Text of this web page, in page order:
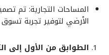
المساحات التجارية: تم
الأرضي لتوفير تجربة
الطوابق من الأول إلى